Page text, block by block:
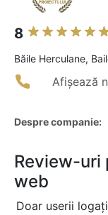
8
Băile Herculane,
Afișează
Despre companie:
Review-uri
web
Doar userii